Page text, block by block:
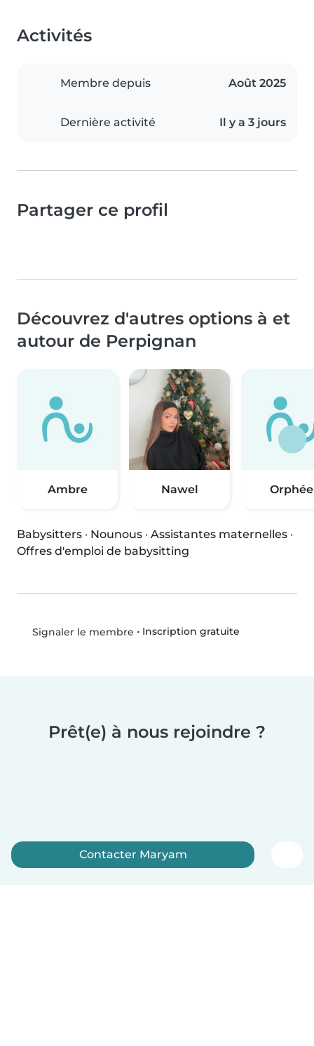
Activités
Membre depuis Août 2025
Dernière activité Il y a 3 jours
Partager ce profil
Découvrez d'autres options à et
autour de Perpignan
Ambre Nawel Orphée
Babysitters · Nounous · Assistantes maternelles ·
Offres d'emploi de babysitting
Signaler le membre • Inscription gratuite
Prêt(e) à nous rejoindre ?
Contacter Maryam